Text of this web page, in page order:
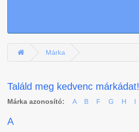
Márka
Találd meg kedvenc márkádat!
Márka azonosító: A B F G H I
A